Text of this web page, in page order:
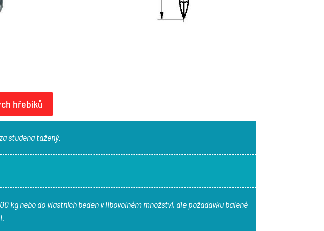
hřebíků
studena tažený.
kg nebo do vlastních beden v libovolném množství, dle požadavku balené